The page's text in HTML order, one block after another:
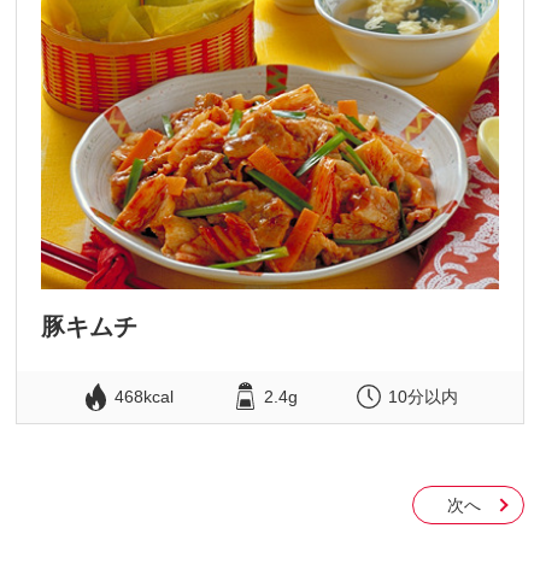
豚キムチ
468kcal 2.4g 10分以内
次へ